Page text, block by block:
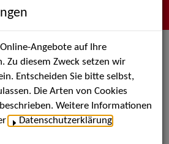
als PDF speichern
Bühne
Angebote auf Ihre
Zu diesem Zweck setzen wir
Entscheiden Sie bitte selbst,
Die Arten von Cookies
Weitere Informationen
Datenschutzerklärung